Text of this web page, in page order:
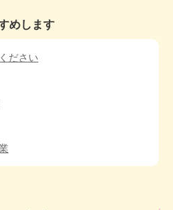
めします
ださい